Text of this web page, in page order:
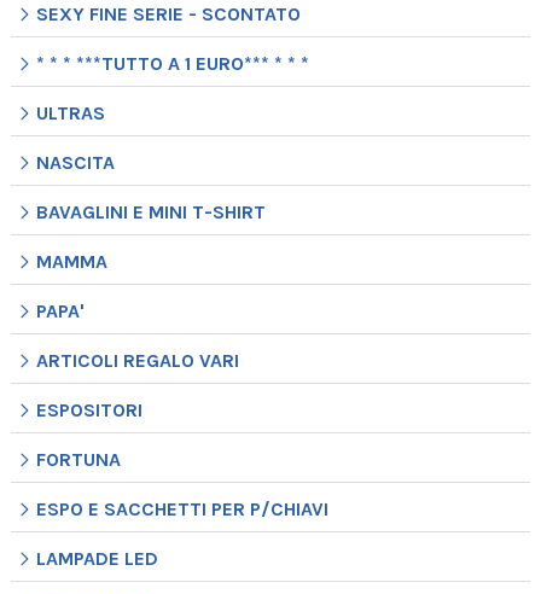
SEXY FINE SERIE - SCONTATO
* * * ***TUTTO A 1 EURO*** * * *
ULTRAS
NASCITA
BAVAGLINI E MINI T-SHIRT
MAMMA
PAPA'
ARTICOLI REGALO VARI
ESPOSITORI
FORTUNA
ESPO E SACCHETTI PER P/CHIAVI
LAMPADE LED